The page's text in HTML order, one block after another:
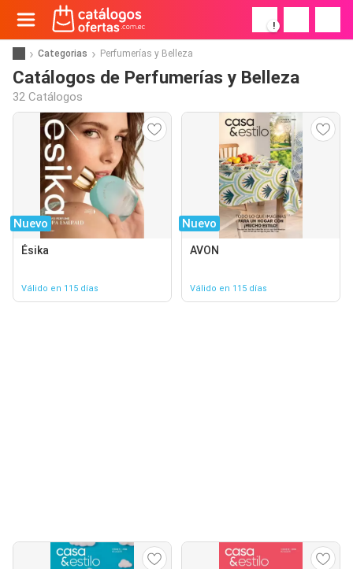
!
Categorias Perfumerías y Belleza
Catálogos de Perfumerías y Belleza
32 Catálogos
Nuevo
Ésika
Válido en 115 días
Nuevo
AVON
Válido en 115 días